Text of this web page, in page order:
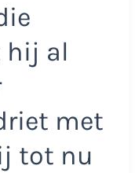
hij al
met
tot nu